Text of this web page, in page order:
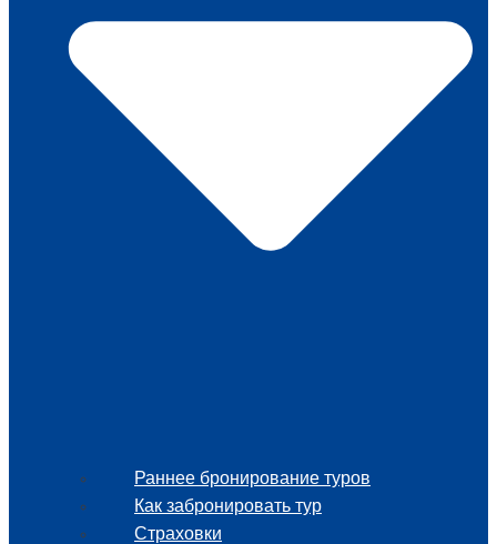
Раннее бронирование туров
Как забронировать тур
Страховки